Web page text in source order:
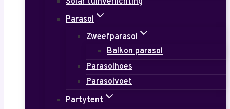
Parasol
Zweefparasol
Balkon parasol
Parasolhoes
Parasolvoet
Partytent